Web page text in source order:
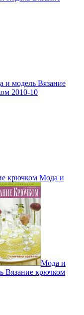
и модель Вязание
2010-10
крючком Мода и
Мода и
Вязание крючком